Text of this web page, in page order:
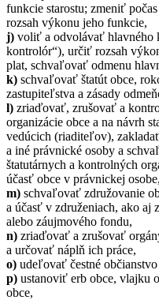
funkcie starostu; zmeniť
rozsah výkonu jeho funkcie,
j) voliť a odvolávať hlavného
kontrolór“), určiť rozsah
plat, schvaľovať odmenu
k) schvaľovať štatút obce,
zastupiteľstva a zásady
l) zriaďovať, zrušovať a
organizácie obce a na návrh
vedúcich (riaditeľov),
a iné právnické osoby a
štatutárnych a kontrolných
účasť obce v právnickej osobe,
m) schvaľovať združovanie
a účasť v združeniach, ako aj
alebo záujmového fondu,
n) zriaďovať a zrušovať
a určovať náplň ich práce,
o) udeľovať čestné
p) ustanoviť erb obce, vlajku
obce,